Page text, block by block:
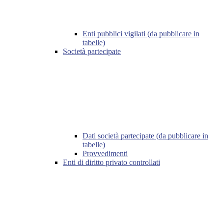
Enti pubblici vigilati (da pubblicare in
tabelle)
Società partecipate
Dati società partecipate (da pubblicare in
tabelle)
Provvedimenti
Enti di diritto privato controllati